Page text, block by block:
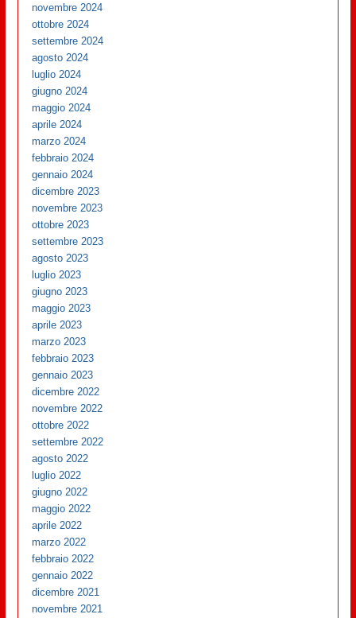
novembre 2024
ottobre 2024
settembre 2024
agosto 2024
luglio 2024
giugno 2024
maggio 2024
aprile 2024
marzo 2024
febbraio 2024
gennaio 2024
dicembre 2023
novembre 2023
ottobre 2023
settembre 2023
agosto 2023
luglio 2023
giugno 2023
maggio 2023
aprile 2023
marzo 2023
febbraio 2023
gennaio 2023
dicembre 2022
novembre 2022
ottobre 2022
settembre 2022
agosto 2022
luglio 2022
giugno 2022
maggio 2022
aprile 2022
marzo 2022
febbraio 2022
gennaio 2022
dicembre 2021
novembre 2021